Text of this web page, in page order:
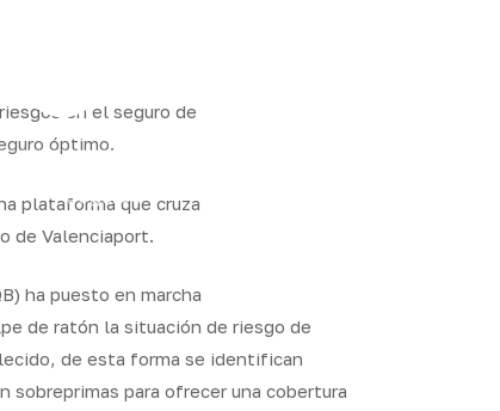
Seguros
empresas
en el seguro de
óptimo.
plataforma que cruza
de Valenciaport.
ha puesto en marcha
de ratón la situación de riesgo de
de esta forma se identifican
para ofrecer una cobertura